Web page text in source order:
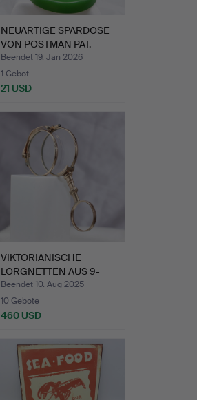
NEUARTIGE SPARDOSE
VON POSTMAN PAT.
Beendet 19. Jan 2026
1 Gebot
21 USD
VIKTORIANISCHE
LORGNETTEN AUS 9-
KARÄTIGEM …
Beendet 10. Aug 2025
10 Gebote
460 USD